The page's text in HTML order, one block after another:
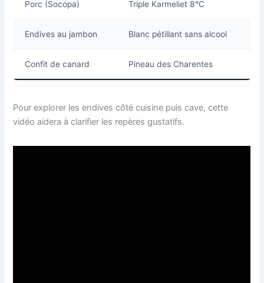
Porc (Socopa) Triple Karmeliet 8°C
Endives au jambon Blanc pétillant sans alcool
Confit de canard Pineau des Charentes
Pour explorer les endives côté cuisine puis cave, cette
vidéo aidera à clarifier les repères gustatifs.